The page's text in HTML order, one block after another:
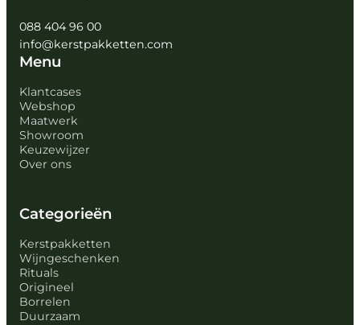
088 404 96 00
info@kerstpakketten.com
Menu
Klantcases
Webshop
Maatwerk
Showroom
Keuzewijzer
Over ons
Categorieën
Kerstpakketten
Wijngeschenken
Rituals
Origineel
Borrelen
Duurzaam